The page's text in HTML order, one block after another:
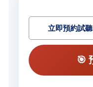
立即預約試
🎯